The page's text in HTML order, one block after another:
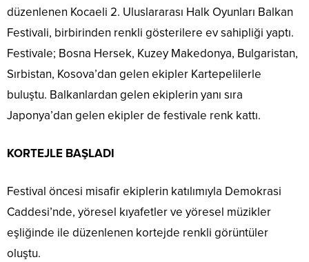
düzenlenen Kocaeli 2. Uluslararası Halk Oyunları Balkan
Festivali, birbirinden renkli gösterilere ev sahipliği yaptı.
Festivale; Bosna Hersek, Kuzey Makedonya, Bulgaristan,
Sırbistan, Kosova’dan gelen ekipler Kartepelilerle
buluştu. Balkanlardan gelen ekiplerin yanı sıra
Japonya’dan gelen ekipler de festivale renk kattı.
KORTEJLE BAŞLADI
Festival öncesi misafir ekiplerin katılımıyla Demokrasi
Caddesi’nde, yöresel kıyafetler ve yöresel müzikler
eşliğinde ile düzenlenen kortejde renkli görüntüler
oluştu.